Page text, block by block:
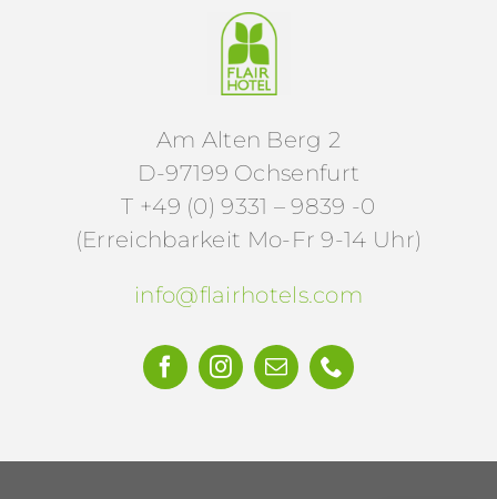
Am Alten Berg 2
D-97199 Ochsenfurt
T +49 (0) 9331 – 9839 -0
(Erreichbarkeit Mo-Fr 9-14 Uhr)
info@flairhotels.com